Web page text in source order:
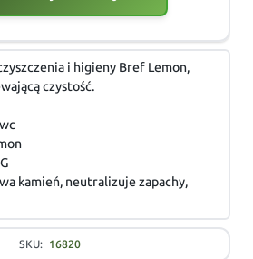
i higieny Bref Lemon,
czystość.
kamień, neutralizuje zapachy,
SKU: 16820